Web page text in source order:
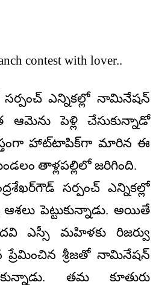
contest with lover..
ఎన్నికల్లో నామినేషన్‌
పెళ్లి చేసుకున్నాడో
హాట్‌టాపిక్‌గా మారిన ఈ
తాళ్లపల్లిలో జరిగింది.
సర్పంచ్‌ ఎన్నికల్లో
పెట్టుకున్నాడు. అయితే
ఎస్సీ మహిళకు రిజర్వు
శ్రీజతో నామినేషన్‌
తమ కూతురు